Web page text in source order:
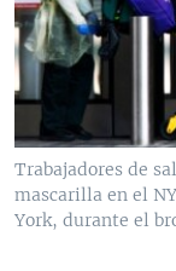
VENEZUELA
BRASIL
NICARAGUA
ECONOMÍA
TECNOLOGÍA
DEPORTES
CIENCIA Y
MULTIMEDIA
VIDEOS
FOTOGRAFÍA
AUDIOS
PROGRAMAS TV
EL MUNDO AL
FORO
VISIÓN 360
RADIO
AVANCE
AUDIONOTICIAS
DIRECT
DOCUMENTALES
Trabajadores de
mascarilla en el
York, durante el